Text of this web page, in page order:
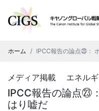
ホーム IPCC報告の論点㉓：
メディア掲載 エネル
IPCC報告の論点㉓
はり嘘だ